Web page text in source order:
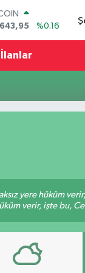
%0.16
%0
ALTIN
İlanlar
yere hüküm
verir, işte bu,